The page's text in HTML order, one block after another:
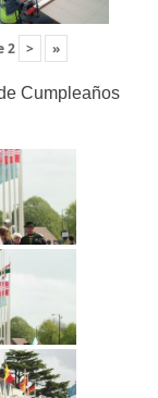
2 > »
Cumpleaños